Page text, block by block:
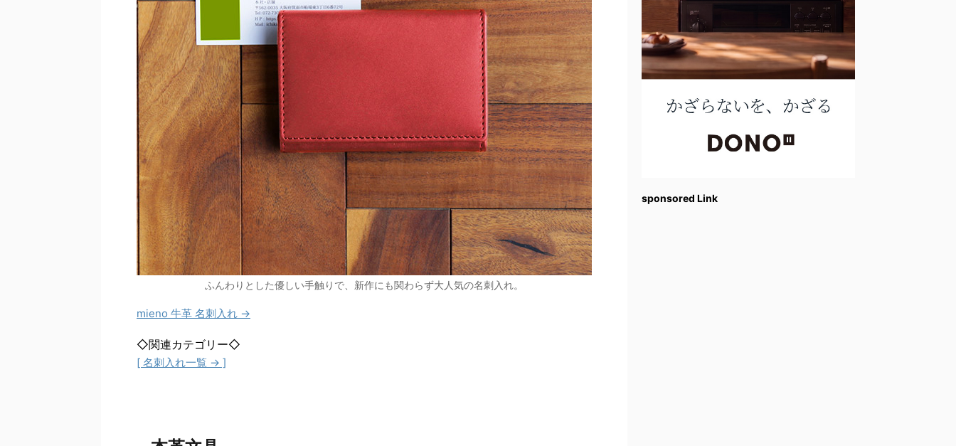
ふんわりとした優しい手触りで、新作にも関わらず大人気の名刺入れ。
mieno 牛革 名刺入れ →
◇関連カテゴリー◇
[ 名刺入れ一覧 → ]
sponsored Link